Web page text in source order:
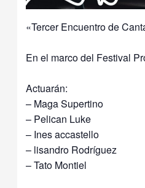
«Tercer Encuentro de
En el marco del Festival
Actuarán:
– Maga Supertino
– Pelican Luke
– Ines accastello
– lisandro Rodríguez
– Tato Montiel